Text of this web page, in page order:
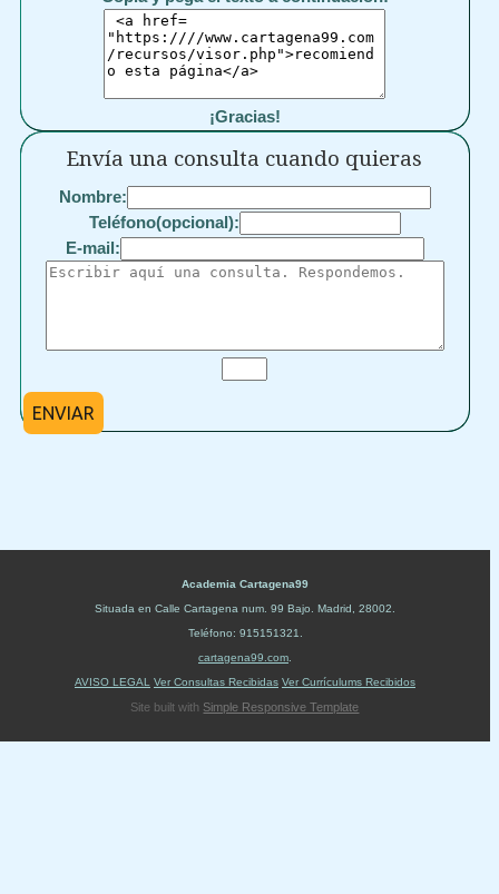
¡Gracias!
Envía una consulta cuando quieras
Nombre:
Teléfono(opcional):
E-mail:
ENVIAR
Academia Cartagena99
Situada en Calle Cartagena num. 99 Bajo Madrid 28002
Teléfono: 915151321
cartagena99.com
AVISO LEGAL
Ver Consultas Recibidas Ver Currículums Recibidos
Site built with Simple Responsive Template